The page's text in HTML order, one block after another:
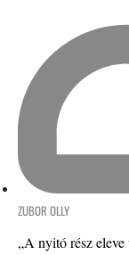
ZUBOR OLLY
„A nyitó rész